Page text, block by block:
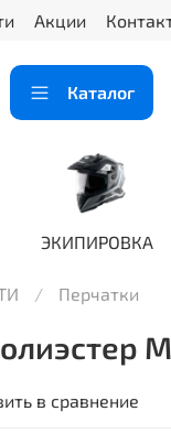
Акции
Каталог
ЭКИПИРОВКА
Перчатки
в сравнение